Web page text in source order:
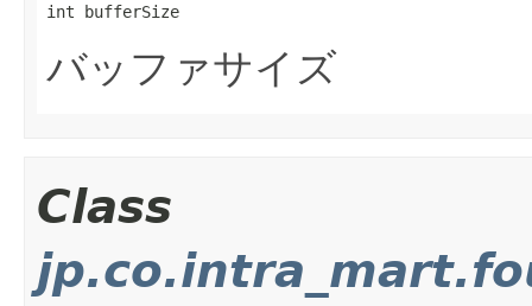
int bufferSize
バッファサイズ
Class